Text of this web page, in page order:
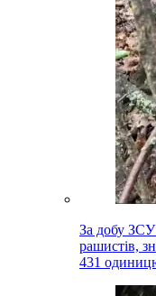
За добу
рашистів,
431